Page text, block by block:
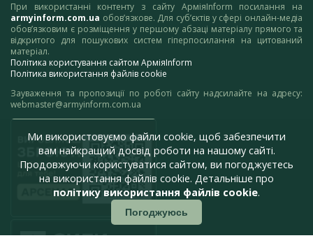
При використанні контенту з сайту АрміяInform посилання на
armyinform.com.ua обов’язкове. Для суб’єктів у сфері онлайн-медіа
обов’язковим є розміщення у першому абзаці матеріалу прямого та
відкритого для пошукових систем гіперпосилання на цитований
матеріал.
Політика користування сайтом АрміяInform
Політика використання файлів cookie
Зауваження та пропозиції по роботі сайту надсилайте на адресу:
webmaster@armyinform.com.ua
Ми використовуємо файли cookie, щоб забезпечити
вам найкращий досвід роботи на нашому сайті.
Продовжуючи користуватися сайтом, ви погоджуєтесь
на використання файлів cookie. Детальніше про
політику використання файлів cookie.
Погоджуюсь